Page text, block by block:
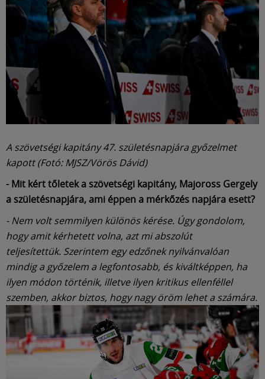
A szövetségi kapitány 47. születésnapjára győzelmet
kapott (Fotó: MJSZ/Vörös Dávid)
- Mit kért tőletek a szövetségi kapitány, Majoross Gergely
a születésnapjára, ami éppen a mérkőzés napjára esett?
- Nem volt semmilyen különös kérése. Úgy gondolom,
hogy amit kérhetett volna, azt mi abszolút
teljesítettük. Szerintem egy edzőnek nyilvánvalóan
mindig a győzelem a legfontosabb, és kiváltképpen, ha
ilyen módon történik, illetve ilyen kritikus ellenféllel
szemben, akkor biztos, hogy nagy öröm lehet a számára.